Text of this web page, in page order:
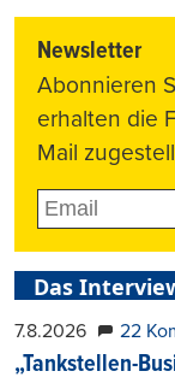
Newsletter
Abonnieren
erhalten die
Mail
Das
7.8.2026 22
„Tankstellen-